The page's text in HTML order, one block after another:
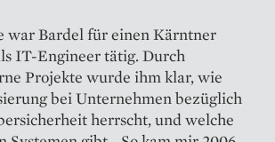
war Bardel für einen Kärntner
IT-Engineer tätig. Durch
Projekte wurde ihm klar, wie
bei Unternehmen bezüglich
herrscht, und welche